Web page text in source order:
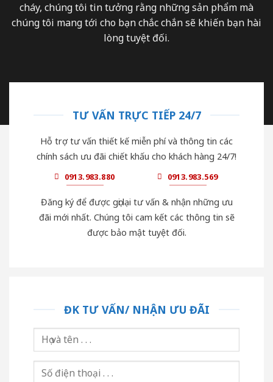
cháy, chúng tôi tin tưởng rằng những sản phẩm mà
chúng tôi mang tới cho bạn chắc chắn sẽ khiến bạn hài
lòng tuyệt đối.
TƯ VẤN TRỰC TIẾP 24/7
Hỗ trợ tư vấn thiết kế miễn phí và thông tin các
chính sách ưu đãi chiết khấu cho khách hàng 24/7!
0913.983.880 0913.983.569
Đăng ký để được gọi lại tư vấn & nhận những ưu
đãi mới nhất. Chúng tôi cam kết các thông tin sẽ
được bảo mật tuyệt đối.
ĐK TƯ VẤN/ NHẬN ƯU ĐÃI